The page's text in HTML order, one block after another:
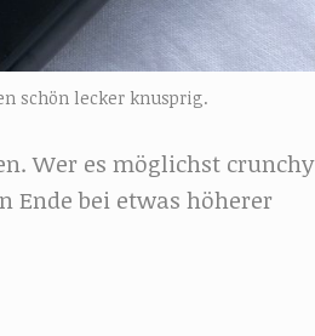
schön lecker knusprig.
Wer es möglichst crunchy
Ende bei etwas höherer